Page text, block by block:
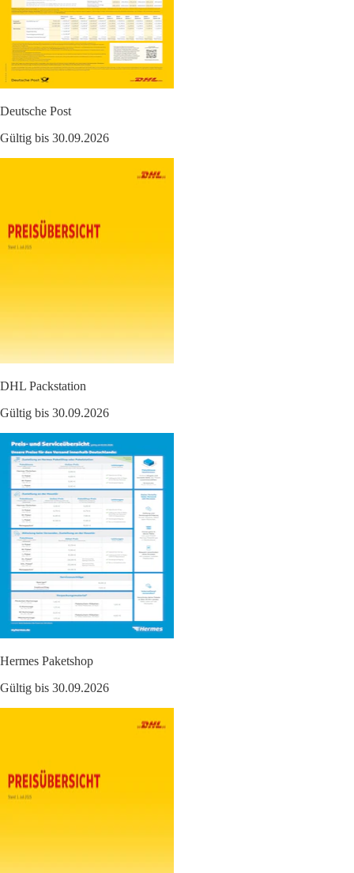
Deutsche Post
Gültig bis 30.09.2026
DHL Packstation
Gültig bis 30.09.2026
Hermes Paketshop
Gültig bis 30.09.2026